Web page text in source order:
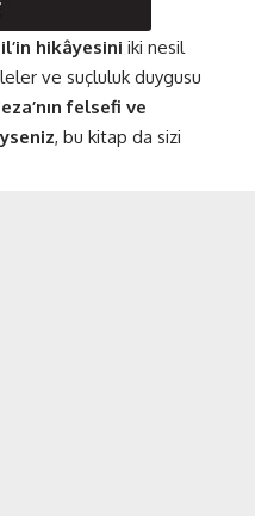
hikâyesini iki nesil
ve suçluluk duygusu
felsefi ve
, bu kitap da sizi